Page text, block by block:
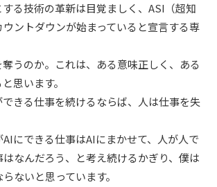
る技術の革新は目覚ましく、ASI（超知
ントダウンが始まっていると宣言する専
うのか。これは、ある意味正しく、ある
思います。
きる仕事を続けるならば、人は仕事を失
にできる仕事はAIにまかせて、人が人で
はなんだろう、と考え続けるかぎり、僕は
ないと思っています。